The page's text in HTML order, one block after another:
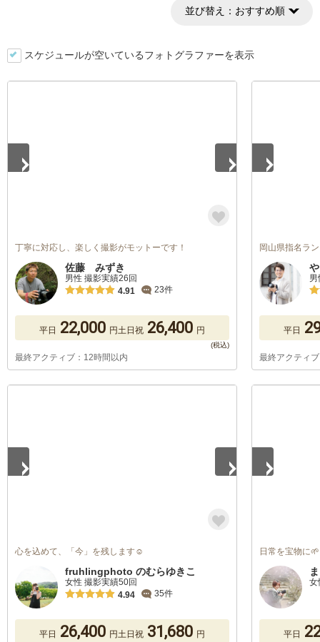
並び替え： おすすめ順
スケジュールが空いているフォトグラファーを表示
丁寧に対応し、楽しく撮影がモットーです！
佐藤 みずき
男性 撮影実績26回
4.91
23件
平日 22,000 円土日祝 26,400 円
最終アクティブ：12時間以内
岡山県指名ラ
平日
最終アクティ
心を込めて、「今」を残します☺︎︎
fruhlingphoto のむらゆきこ
女性 撮影実績50回
4.94
35件
平日 26,400 円土日祝 31,680 円
日常を宝物に🌱
女
平日